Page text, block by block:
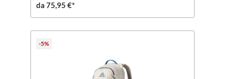
da 75,95 €*
-5%